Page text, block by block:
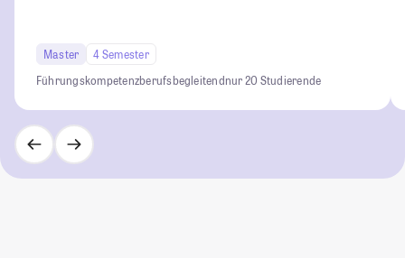
Master
4 Semester
Führungskompetenzberufsbegleitendnur 20 Studierende